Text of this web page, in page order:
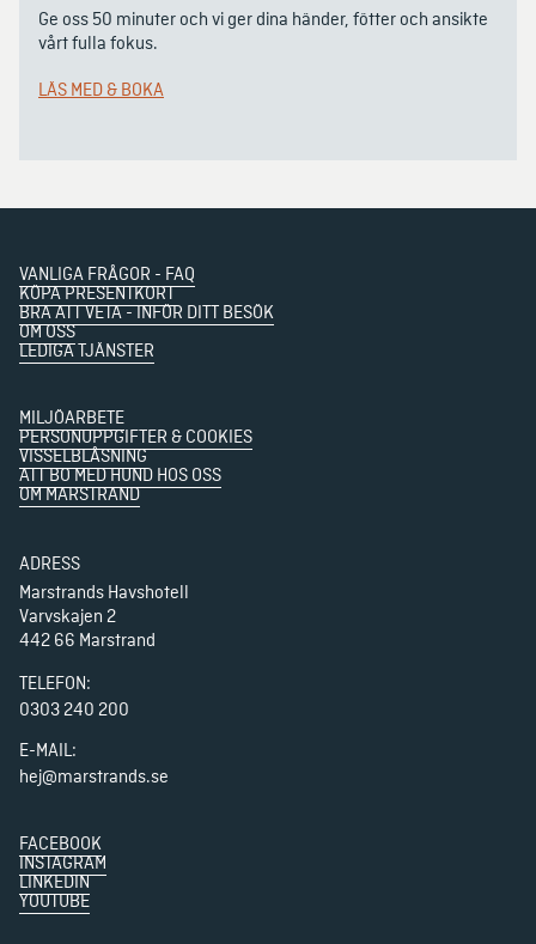
Ge oss 50 minuter och vi ger dina händer, fötter och ansikte
vårt fulla fokus.
LÄS MED & BOKA
VANLIGA FRÅGOR - FAQ
KÖPA PRESENTKORT
BRA ATT VETA - INFÖR DITT BESÖK
OM OSS
LEDIGA TJÄNSTER
MILJÖARBETE
PERSONUPPGIFTER & COOKIES
VISSELBLÅSNING
ATT BO MED HUND HOS OSS
OM MARSTRAND
ADRESS
Marstrands Havshotell
Varvskajen 2
442 66 Marstrand
TELEFON:
0303 240 200
E-MAIL:
hej@marstrands.se
FACEBOOK
INSTAGRAM
LINKEDIN
YOUTUBE